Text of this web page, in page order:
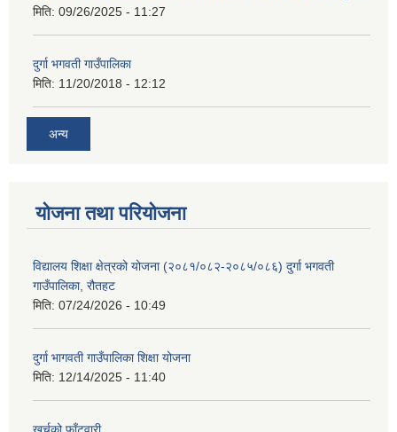
मिति: 09/26/2025 - 11:27
दुर्गा भगवती गाउँपालिका
मिति: 11/20/2018 - 12:12
अन्य
योजना तथा परियोजना
विद्यालय शिक्षा क्षेत्रको योजना (२०८१/०८२-२०८५/०८६) दुर्गा भगवती
गाउँपालिका, रौतहट
मिति: 07/24/2026 - 10:49
दुर्गा भागवती गाउँपालिका शिक्षा योजना
मिति: 12/14/2025 - 11:40
खर्चको फाँटवारी